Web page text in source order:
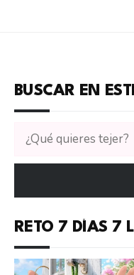
BUSCAR EN
Buscar
tutoriales
en
RETO 7 DÍAS 7